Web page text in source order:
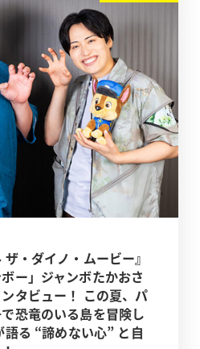
ザ・ダイノ・ムービー』
ー」ジャンボたかおさ
タビュー！ この夏、パ
恐竜のいる島を冒険し
る “諦めない心” と自